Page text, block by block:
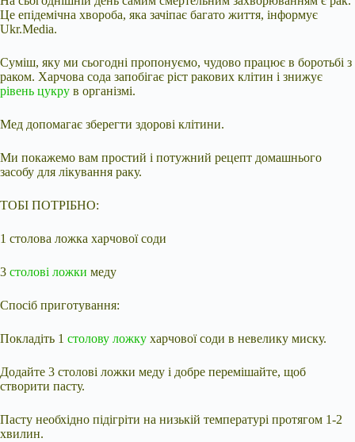
Це епідемічна хвороба, яка зачіпає багато життя, інформує
Ukr.Media.
Суміш, яку ми сьогодні пропонуємо, чудово працює в боротьбі з
раком. Харчова сода запобігає ріст ракових клітин і знижує
рівень цукру в організмі.
Мед допомагає зберегти здорові клітини.
Ми покажемо вам простий і потужний рецепт домашнього
засобу для лікування раку.
ТОБІ ПОТРІБНО:
1 столова ложка харчової соди
3 столові ложки меду
Спосіб приготування:
Покладіть 1 столову ложку харчової соди в невелику миску.
Додайте 3 столові ложки меду і добре перемішайте, щоб
створити пасту.
Пасту необхідно підігріти на низькій температурі протягом 1-2
хвилин.